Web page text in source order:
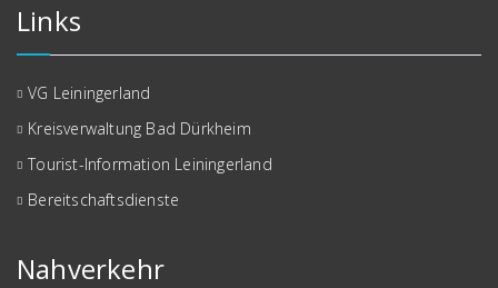
Links
VG Leiningerland
Kreisverwaltung Bad Dürkheim
Tourist-Information Leiningerland
Bereitschaftsdienste
Nahverkehr